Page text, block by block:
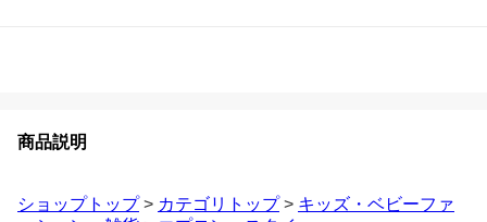
商品説明
ショップトップ> カテゴリトップ> キッズ・ベビーファ